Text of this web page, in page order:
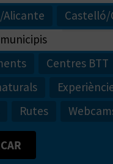
Centres BTT
Rutes